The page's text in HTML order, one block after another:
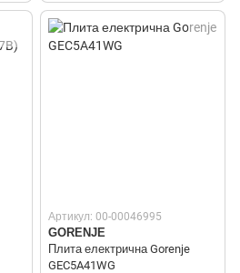
Артикул: 00-00046995
GORENJE
Плита електрична Gorenje
GEC5A41WG